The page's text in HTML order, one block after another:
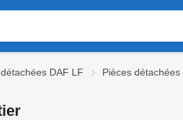
DAF LF Pièces